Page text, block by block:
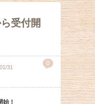
受付開
0
31
始！